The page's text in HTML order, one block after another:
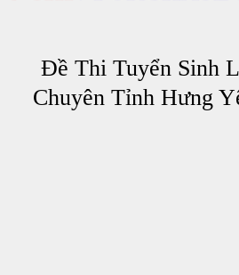
Đề Thi Tuyển Sinh
Chuyên Tỉnh Hưng